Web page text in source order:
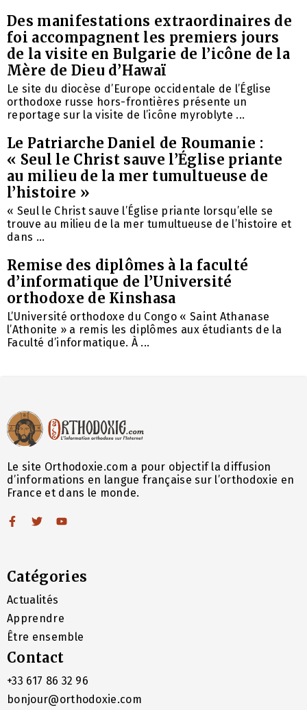
Des manifestations extraordinaires de
foi accompagnent les premiers jours
de la visite en Bulgarie de l’icône de la
Mère de Dieu d’Hawaï
Le site du diocèse d’Europe occidentale de l’Église
orthodoxe russe hors-frontières présente un
reportage sur la visite de l’icône myroblyte ...
Le Patriarche Daniel de Roumanie :
« Seul le Christ sauve l’Église priante
au milieu de la mer tumultueuse de
l’histoire »
« Seul le Christ sauve l’Église priante lorsqu’elle se
trouve au milieu de la mer tumultueuse de l’histoire et
dans ...
Remise des diplômes à la faculté
d’informatique de l’Université
orthodoxe de Kinshasa
L’Université orthodoxe du Congo « Saint Athanase
l’Athonite » a remis les diplômes aux étudiants de la
Faculté d’informatique. À ...
Le site Orthodoxie.com a pour objectif la diffusion
d’informations en langue française sur l’orthodoxie en
France et dans le monde.
Catégories
Actualités
Apprendre
Être ensemble
Contact
+33 617 86 32 96
bonjour@orthodoxie.com